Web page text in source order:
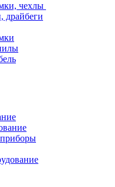
чехлы
драйбеги